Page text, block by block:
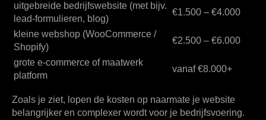
uitgebreide bedrijfswebsite (met bijv.
lead-formulieren, blog)
€1.500 – €4.000
kleine webshop (WooCommerce /
Shopify)
€2.500 – €6.000
grote e-commerce of maatwerk
platform
vanaf €8.000+
Zoals je ziet, lopen de kosten op naarmate je website
belangrijker en complexer wordt voor je bedrijfsvoering.